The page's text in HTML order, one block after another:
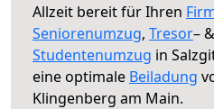
Allzeit bereit für Ihren
Seniorenumzug, Tresor– &
Studentenumzug in
eine optimale Beiladung
Klingenberg am Main.